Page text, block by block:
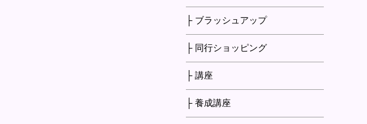
├ ブラッシュアップ
├ 同行ショッピング
├ 講座
├ 養成講座